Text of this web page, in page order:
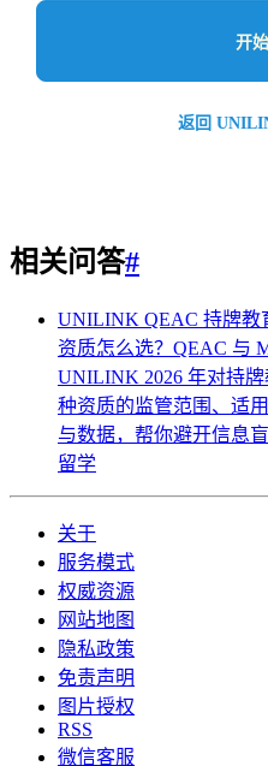
开
返回
相关问答#
UNILINK QEAC 持牌教
资质怎么选？QEAC 与
UNILINK 2026 年对持
种资质的监管范围、适
与数据，帮你避开信息
留学
关于
服务模式
权威资源
网站地图
隐私政策
免责声明
图片授权
RSS
微信客服